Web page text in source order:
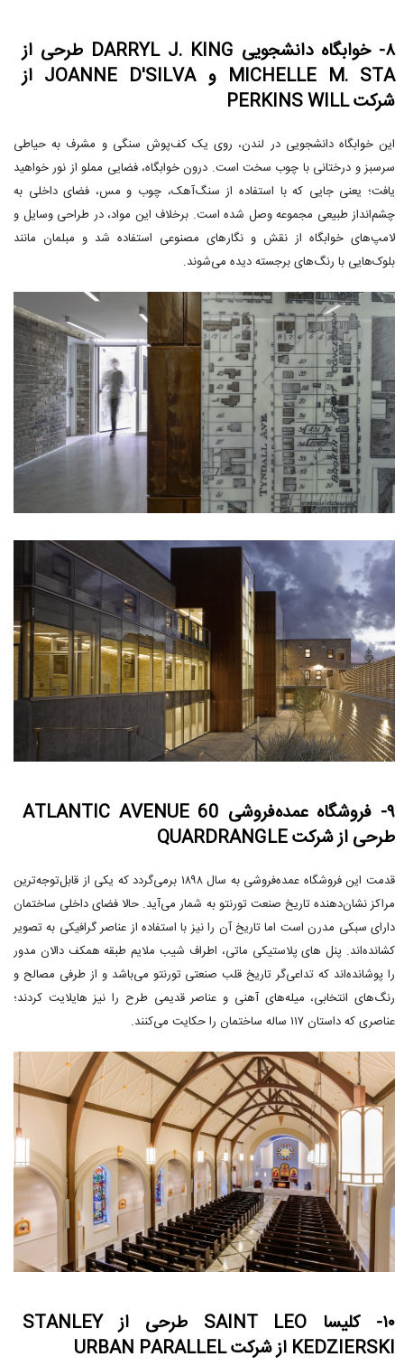
۸- خوابگاه دانشجویی DARRYL J. KING طرحی از
MICHELLE M. STA و JOANNE D'SILVA از
شرکت PERKINS WILL
این خوابگاه دانشجویی در لندن، روی یک کف‌پوش سنگی و مشرف به حیاطی
سرسبز و درختانی با چوب سخت است. درون خوابگاه، فضایی مملو از نور خواهید
یافت؛ یعنی جایی که با استفاده از سنگ‌آهک، چوب و مس، فضای داخلی به
چشم‌انداز طبیعی مجموعه وصل شده است. برخلاف این مواد، در طراحی وسایل و
لامپ‌های خوابگاه از نقش و نگارهای مصنوعی استفاده شد و مبلمان مانند
بلوک‌هایی با رنگ‌های برجسته دیده می‌شوند.
۹- فروشگاه عمده‌فروشی 60 ATLANTIC AVENUE
طرحی از شرکت QUARDRANGLE
قدمت این فروشگاه عمده‌فروشی به سال ۱۸۹۸ برمی‌گردد که یکی از قابل‌توجه‌ترین
مراکز نشان‌دهنده تاریخ صنعت تورنتو به شمار می‌آید. حالا فضای داخلی ساختمان
دارای سبکی مدرن است اما تاریخ آن را نیز با استفاده از عناصر گرافیکی به تصویر
کشانده‌اند. پنل های پلاستیکی ماتی، اطراف شیب ملایم طبقه همکف دالان مدور
را پوشانده‌اند که تداعی‌گر تاریخ قلب صنعتی تورنتو می‌باشد و از طرفی مصالح و
رنگ‌های انتخابی، میله‌های آهنی و عناصر قدیمی طرح را نیز هایلایت کردند؛
عناصری که داستان ۱۱۷ ساله ساختمان را حکایت می‌کنند.
۱۰- کلیسا SAINT LEO طرحی از STANLEY
KEDZIERSKI از شرکت URBAN PARALLEL